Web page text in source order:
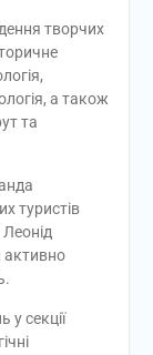
творчих
а також
та
туристів
активно
секції